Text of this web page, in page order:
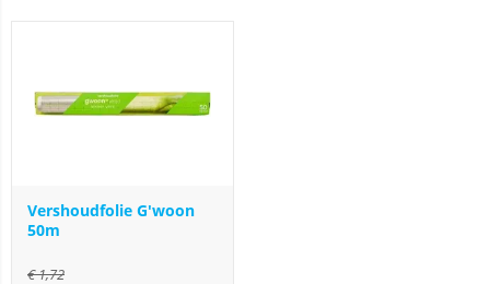
Vershoudfolie G'woon
50m
€1,72